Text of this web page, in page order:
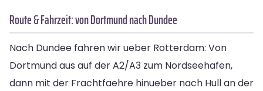
Route & Fahrzeit: von Dortmund nach Dundee
Nach Dundee fahren wir ueber Rotterdam: Von
Dortmund aus auf der A2/A3 zum Nordseehafen,
dann mit der Frachtfaehre hinueber nach Hull an der